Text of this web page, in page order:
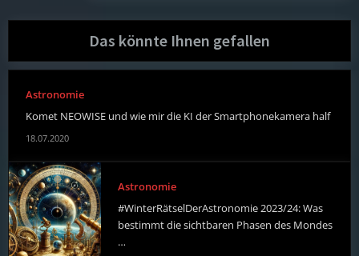
Das könnte Ihnen gefallen
Astronomie
Komet NEOWISE und wie mir die KI der Smartphonekamera half
18.07.2020
Astronomie
#WinterRätselDerAstronomie 2023/24: Was
bestimmt die sichtbaren Phasen des Mondes
…